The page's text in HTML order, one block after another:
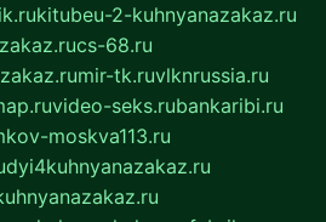
kitubeu-2-kuhnyanazakaz.ru
cs-68.ru
mir-tk.ruvlknrussia.ru
video-seks.rubankaribi.ru
moskva113.ru